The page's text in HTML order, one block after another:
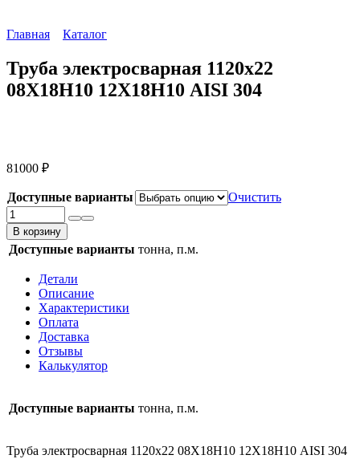
Главная Каталог
Труба электросварная 1120х22
08Х18Н10 12Х18Н10 AISI 304
81000 ₽
Доступные варианты
Очистить
Количество
товара
Труба
электросварная
08Х18Н10
12Х18Н10
AISI
В корзину
Доступные варианты тонна, п.м.
Детали
Описание
Характеристики
Оплата
Доставка
Отзывы
Калькулятор
Доступные варианты тонна, п.м.
Труба электросварная 1120х22 08Х18Н10 12Х18Н10 AISI 304